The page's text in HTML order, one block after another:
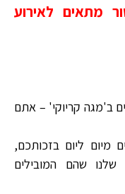
מתאים לאירוע
ב'מגה קריוקי' – אתם
מיום ליום בזכותכם,
שלנו שהם המובילים